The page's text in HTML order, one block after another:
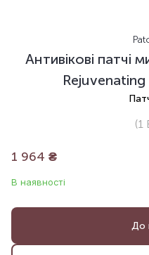
Антивікові патчі
Rejuvenating
(1
1 964 ₴
В наявності
До